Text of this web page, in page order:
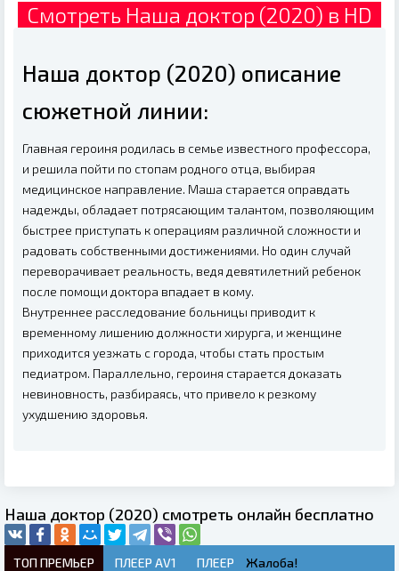
Смотреть Наша доктор (2020) в HD
Наша доктор (2020) описание
сюжетной линии:
Главная героиня родилась в семье известного профессора,
и решила пойти по стопам родного отца, выбирая
медицинское направление. Маша старается оправдать
надежды, обладает потрясающим талантом, позволяющим
быстрее приступать к операциям различной сложности и
радовать собственными достижениями. Но один случай
переворачивает реальность, ведя девятилетний ребенок
после помощи доктора впадает в кому.
Внутреннее расследование больницы приводит к
временному лишению должности хирурга, и женщине
приходится уезжать с города, чтобы стать простым
педиатром. Параллельно, героиня старается доказать
невиновность, разбираясь, что привело к резкому
ухудшению здоровья.
Наша доктор (2020) смотреть онлайн бесплатно
ТОП ПРЕМЬЕР ПЛЕЕР AV1 ПЛЕЕР Жалоба!